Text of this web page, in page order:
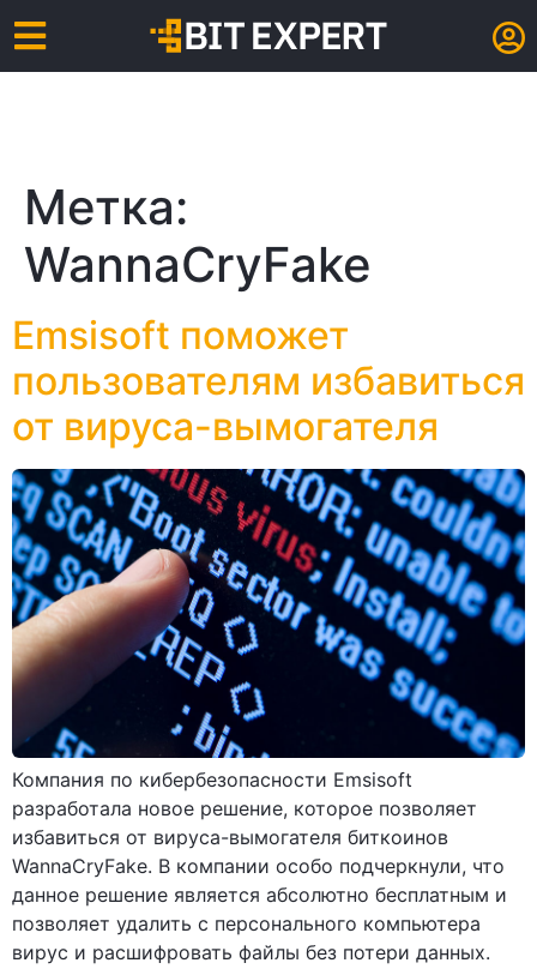
Метка:
WannaCryFake
Emsisoft поможет
пользователям избавиться
от вируса-вымогателя
Компания по кибербезопасности Emsisoft
разработала новое решение, которое позволяет
избавиться от вируса-вымогателя биткоинов
WannaCryFake. В компании особо подчеркнули, что
данное решение является абсолютно бесплатным и
позволяет удалить с персонального компьютера
вирус и расшифровать файлы без потери данных.